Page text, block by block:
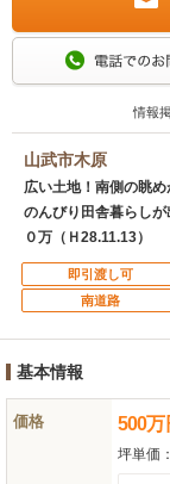
情報
山武市木原
広い土地！南側の眺
のんびり田舎暮らし
０万（Ｈ28.11.13）
即引渡し可
南道路
基本情報
価格 500万
坪単価：